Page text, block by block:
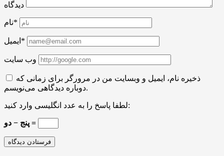
دیدگاه
نام*
ایمیل*
وب سایت
ذخیره نام، ایمیل و وبسایت من در مرورگر برای زمانی که
دوباره دیدگاهی می‌نویسم.
لطفا پاسخ را به عدد انگلیسی وارد کنید:
پنج − دو =